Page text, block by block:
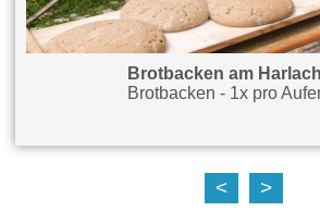
am Harlachberg
- 1x pro Aufenthalt
< >